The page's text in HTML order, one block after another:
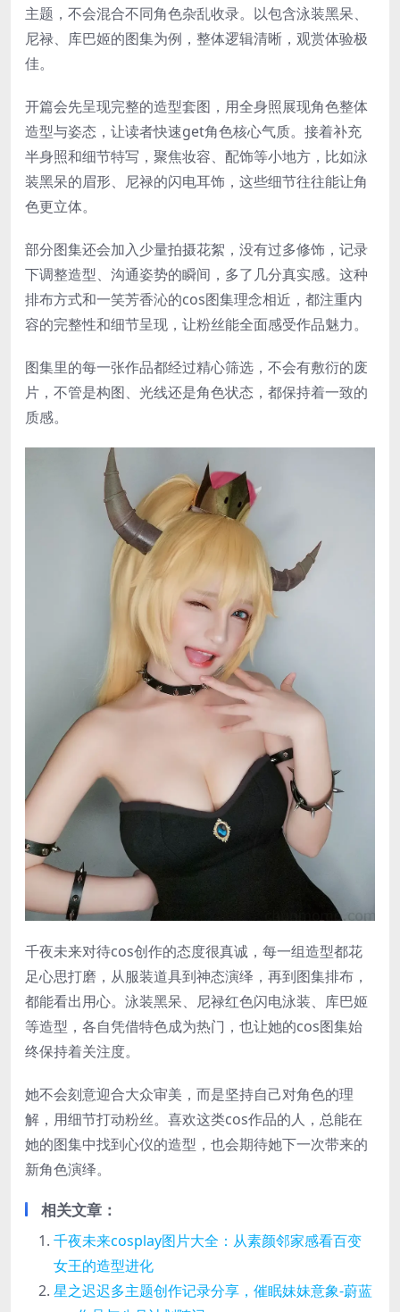
主题，不会混合不同角色杂乱收录。以包含泳装黑呆、
尼禄、库巴姬的图集为例，整体逻辑清晰，观赏体验极
佳。
开篇会先呈现完整的造型套图，用全身照展现角色整体
造型与姿态，让读者快速get角色核心气质。接着补充
半身照和细节特写，聚焦妆容、配饰等小地方，比如泳
装黑呆的眉形、尼禄的闪电耳饰，这些细节往往能让角
色更立体。
部分图集还会加入少量拍摄花絮，没有过多修饰，记录
下调整造型、沟通姿势的瞬间，多了几分真实感。这种
排布方式和一笑芳香沁的cos图集理念相近，都注重内
容的完整性和细节呈现，让粉丝能全面感受作品魅力。
图集里的每一张作品都经过精心筛选，不会有敷衍的废
片，不管是构图、光线还是角色状态，都保持着一致的
质感。
千夜未来对待cos创作的态度很真诚，每一组造型都花
足心思打磨，从服装道具到神态演绎，再到图集排布，
都能看出用心。泳装黑呆、尼禄红色闪电泳装、库巴姬
等造型，各自凭借特色成为热门，也让她的cos图集始
终保持着关注度。
她不会刻意迎合大众审美，而是坚持自己对角色的理
解，用细节打动粉丝。喜欢这类cos作品的人，总能在
她的图集中找到心仪的造型，也会期待她下一次带来的
新角色演绎。
相关文章：
千夜未来cosplay图片大全：从素颜邻家感看百变
女王的造型进化
星之迟迟多主题创作记录分享，催眠妹妹意象-蔚蓝